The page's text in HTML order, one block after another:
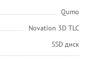
Qumo
Novation 3D TLC
SSD диск